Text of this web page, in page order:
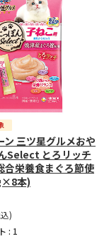
ン 三ツ星グルメおや
Select とろリッチ
合栄養食まぐろ節使
本)
)
: 1